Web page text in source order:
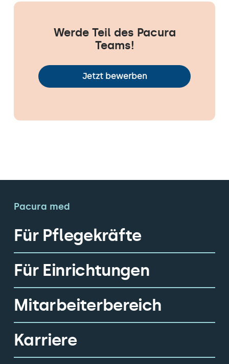
Werde Teil des Pacura
Teams!
Jetzt bewerben
Pacura med
Für Pflegekräfte
Für Einrichtungen
Mitarbeiterbereich
Karriere